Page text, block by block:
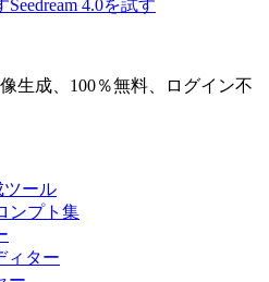
Seedream 4.0を試す
生成、100％無料、ログイン不
ツール
ンプト集
ィター